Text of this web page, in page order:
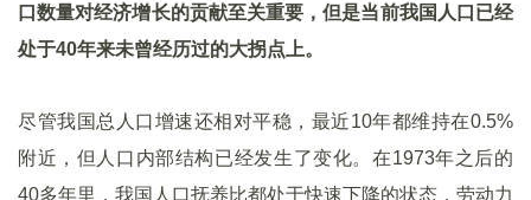
口数量对经济增长的贡献至关重要，但是当前我国人口已经
处于40年来未曾经历过的大拐点上。
尽管我国总人口增速还相对平稳，最近10年都维持在0.5%
附近，但人口内部结构已经发生了变化。在1973年之后的
40多年里，我国人口抚养比都处于快速下降的状态，劳动力